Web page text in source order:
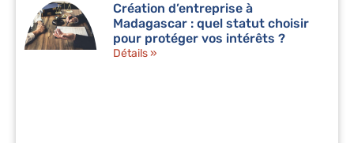
Création d’entreprise à
Madagascar : quel statut choisir
pour protéger vos intérêts ?
Détails »